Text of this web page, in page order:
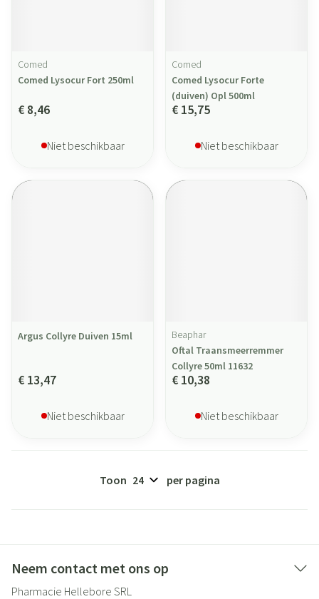
Comed
Comed Lysocur Fort 250ml
€ 8,46
Niet beschikbaar
Comed
Comed Lysocur Forte
(duiven) Opl 500ml
€ 15,75
Niet beschikbaar
Argus Collyre Duiven 15ml
€ 13,47
Niet beschikbaar
Beaphar
Oftal Traansmeerremmer
Collyre 50ml 11632
€ 10,38
Niet beschikbaar
Toon per pagina
Neem contact met ons op
Pharmacie Hellebore SRL